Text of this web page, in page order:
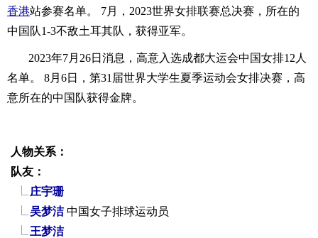
香港站参赛名单。 7月，2023世界女排联赛总决赛，所在的
中国队1-3不敌土耳其队，获得亚军。
2023年7月26日消息，高意入选成都大运会中国女排12人
名单。 8月6日，第31届世界大学生夏季运动会女排决赛，高
意所在的中国队获得金牌。
人物关系：
队友：
庄宇珊
吴梦洁 中国女子排球运动员
王梦洁